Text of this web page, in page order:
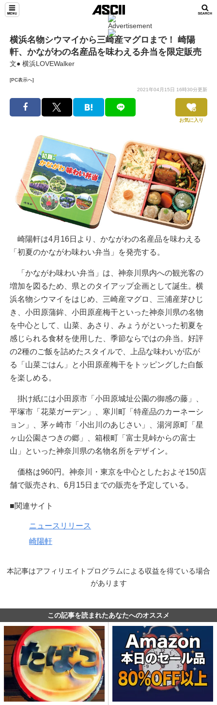
横浜名物シウマイから三崎産マグロまで！ 崎陽
軒、かながわの名産品を味わえる弁当を限定販売
文● 横浜LOVEWalker
[PC表示へ]
2021年04月15日 16時30分更新
お気に入り
崎陽軒は4月16日より、かながわの名産品を味わえる
「初夏のかながわ味わい弁当」を発売する。
「かながわ味わい弁当」は、神奈川県内への観光客の
増加を図るため、県とのタイアップ企画として誕生。横
浜名物シウマイをはじめ、三崎産マグロ、三浦産芽ひじ
き、小田原蒲鉾、小田原産梅干といった神奈川県の名物
を中心として、山菜、あさり、みょうがといった初夏を
感じられる食材を使用した、季節ならではの弁当。好評
の2種のご飯を詰めたスタイルで、上品な味わいが広が
る「山菜ごはん」と小田原産梅干をトッピングした白飯
を楽しめる。
掛け紙には小田原市「小田原城址公園の御感の藤」、
平塚市「花菜ガーデン」、寒川町「特産品のカーネーシ
ョン」、茅ヶ崎市「小出川のあじさい」、湯河原町「星
ヶ山公園さつきの郷」、箱根町「富士見峠からの富士
山」といった神奈川県の名物名所をデザイン。
価格は960円。神奈川・東京を中心としたおよそ150店
舗で販売され、6月15日までの販売を予定している。
■関連サイト
ニュースリリース
崎陽軒
本記事はアフィリエイトプログラムによる収益を得ている場合
があります
この記事を読まれたあなたへのオススメ